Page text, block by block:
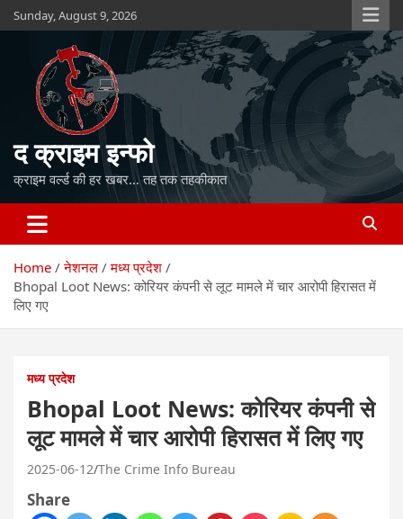
Skip
to
Sunday, August 9, 2026
द क्राइम इन्फो
क्राइम वर्ल्ड की हर खबर… तह तक तहकीकात
Home नेशनल
मध्य प्रदेश
Bhopal Loot News: कोरियर कंपनी से लूट मामले में चार आरोपी हिरासत में
लिए गए
मध्य प्रदेश
Bhopal Loot News: कोरियर कंपनी से
लूट मामले में चार आरोपी हिरासत में लिए गए
2025-06-12 The Crime Info Bureau
Share